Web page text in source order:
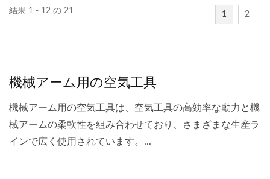
結果 1 - 12 の 21 1 2
機械アーム用の空気工具
機械アーム用の空気工具は、空気工具の高効率な動力と機
械アームの柔軟性を組み合わせており、さまざまな生産ラ
インで広く使用されています。...